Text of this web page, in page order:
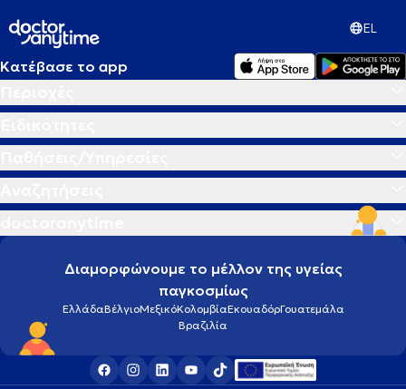
EL
Κατέβασε το app
Διαμορφώνουμε το μέλλον της υγείας
παγκοσμίως
ΕλλάδαΒέλγιοΜεξικόΚολομβίαΕκουαδόρΓουατεμάλα
Βραζιλία